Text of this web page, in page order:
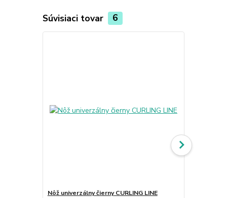
Súvisiaci tovar 6
Nôž univerzálny čierny CURLING LINE